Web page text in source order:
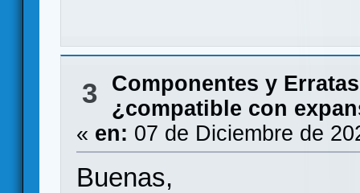
3 Componentes y Erratas
¿compatible con
« en: 07 de Diciembre de
Buenas,